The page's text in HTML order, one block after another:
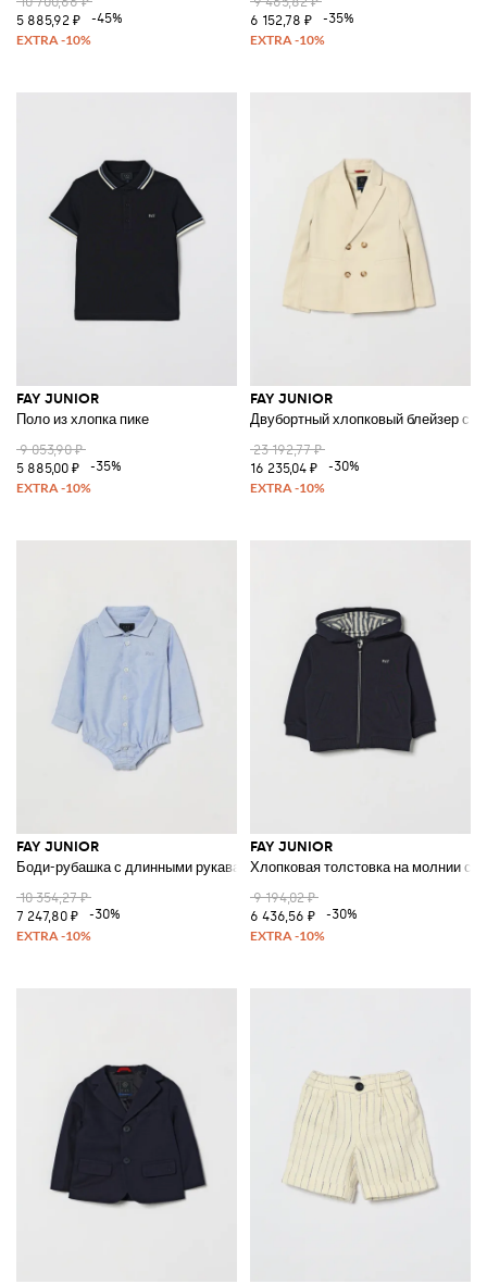
5 885,92 ₽
-45%
6 152,78 ₽
-35%
FAY JUNIOR
Поло из хлопка пике
9 053,90 ₽
5 885,00 ₽
-35%
FAY JUNIOR
Двубортный хлопковый блейзер с
23 192,77 ₽
16 235,04 ₽
-30%
FAY JUNIOR
Боди-рубашка с длинными рукавами из хлопка для мальчика с
10 354,27 ₽
7 247,80 ₽
-30%
FAY JUNIOR
Хлопковая толстовка на молнии с
9 194,02 ₽
6 436,56 ₽
-30%